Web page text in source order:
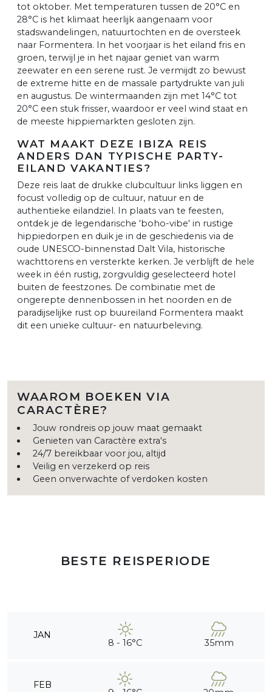
tot oktober. Met temperaturen tussen de 20°C en
28°C is het klimaat heerlijk aangenaam voor
stadswandelingen, natuurtochten en de oversteek
naar Formentera. In het voorjaar is het eiland fris en
groen, terwijl je in het najaar geniet van warm
zeewater en een serene rust. Je vermijdt zo bewust
de extreme hitte en de massale partydrukte van juli
en augustus. De wintermaanden zijn met 14°C tot
20°C een stuk frisser, waardoor er veel wind staat en
de meeste hippiemarkten gesloten zijn.
WAT MAAKT DEZE IBIZA REIS
ANDERS DAN TYPISCHE PARTY-
EILAND VAKANTIES?
Deze reis laat de drukke clubcultuur links liggen en
focust volledig op de cultuur, natuur en de
authentieke eilandziel. In plaats van te feesten,
ontdek je de legendarische 'boho-vibe' in rustige
hippiedorpen en duik je in de geschiedenis via de
oude UNESCO-binnenstad Dalt Vila, historische
wachttorens en versterkte kerken. Je verblijft de hele
week in één rustig, zorgvuldig geselecteerd hotel
buiten de feestzones. De combinatie met de
ongerepte dennenbossen in het noorden en de
paradijselijke rust op buureiland Formentera maakt
dit een unieke cultuur- en natuurbeleving.
WAAROM BOEKEN VIA
CARACTÈRE?
Jouw rondreis op jouw maat gemaakt
Genieten van Caractère extra's
24/7 bereikbaar voor jou, altijd
Veilig en verzekerd op reis
Geen onverwachte of verdoken kosten
BESTE REISPERIODE
JAN
8 - 16°C 35mm
FEB